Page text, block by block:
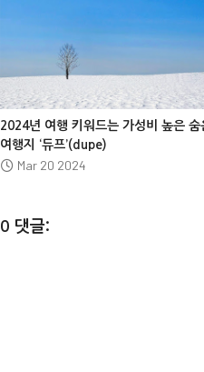
 

2024년 여행 키워드는 가성비 높은 숨
여행지 ‘듀프’(dupe)
Mar 20 2024
0 댓글: